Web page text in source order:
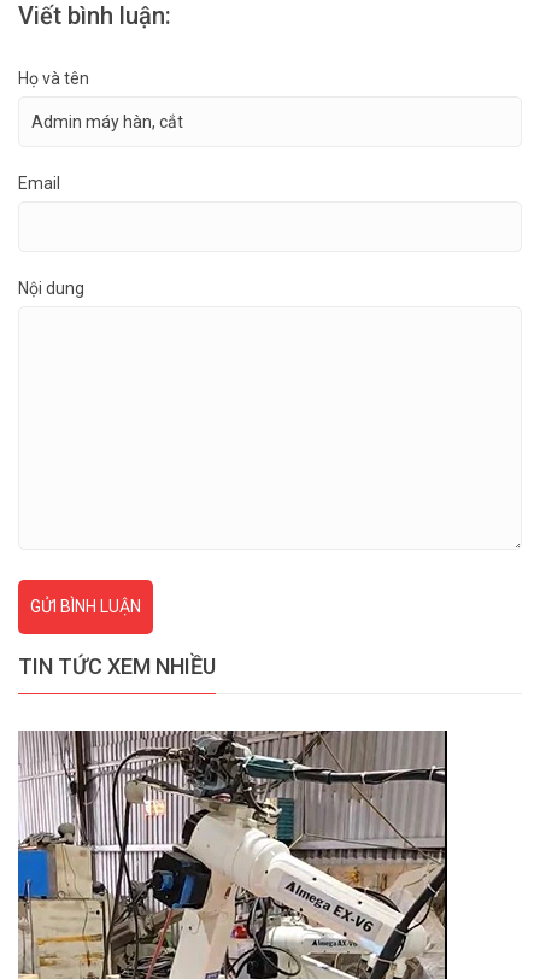
Viết bình luận:
Họ và tên
Email
Nội dung
GỬI BÌNH LUẬN
TIN TỨC XEM NHIỀU